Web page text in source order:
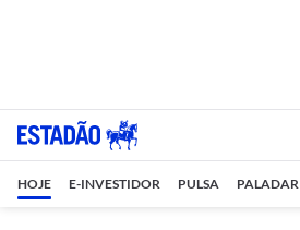
HOJE E-INVESTIDOR PULSA PALADAR